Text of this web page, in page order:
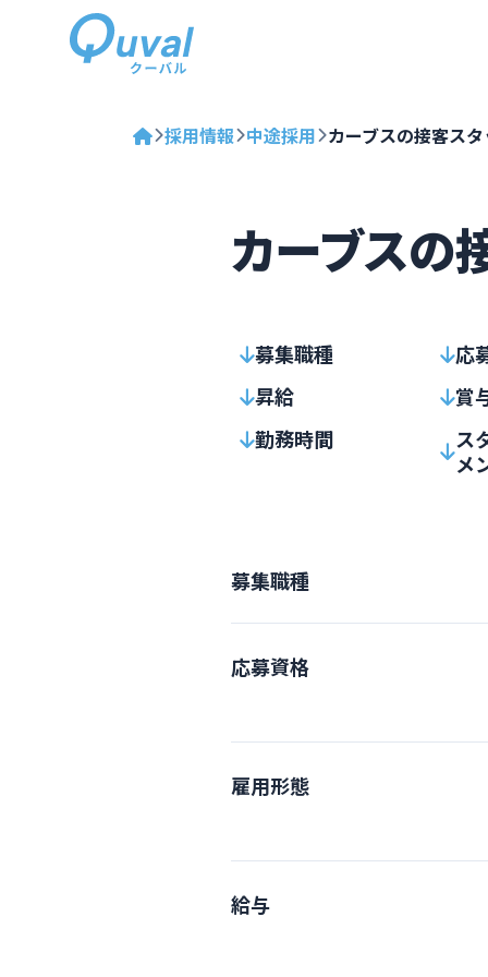
採用情報 中途採用 カーブスの接客ス
カーブスの
募集職種
応
昇給
賞
勤務時間
ス
メ
募集職種
応募資格
雇用形態
給与